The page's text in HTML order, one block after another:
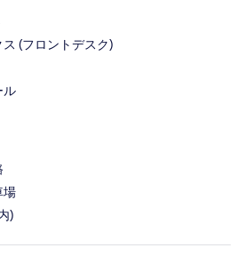
(フロントデスク)
ル
場
)